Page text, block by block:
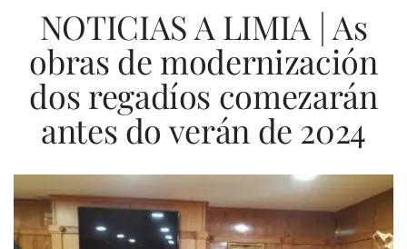
NOTICIAS A LIMIA | As
obras de modernización
dos regadíos comezarán
antes do verán de 2024